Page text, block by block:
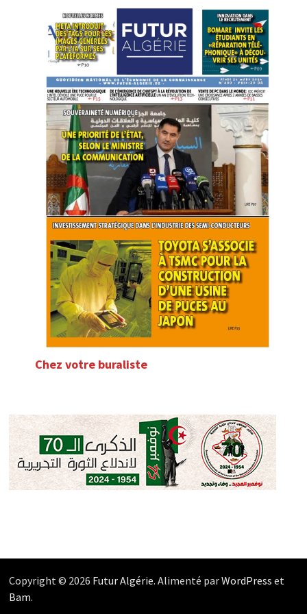
Chez votre buraliste
Copyright © 2026 Futur Algérie. Alimenté parWordPress et
Bam.